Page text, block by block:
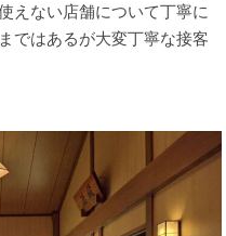
えない店舗について丁寧に
ではあるが大変丁寧な接客